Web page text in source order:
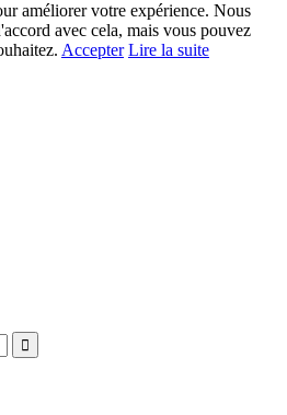
améliorer votre expérience. Nous
avec cela, mais vous pouvez
Accepter Lire la suite